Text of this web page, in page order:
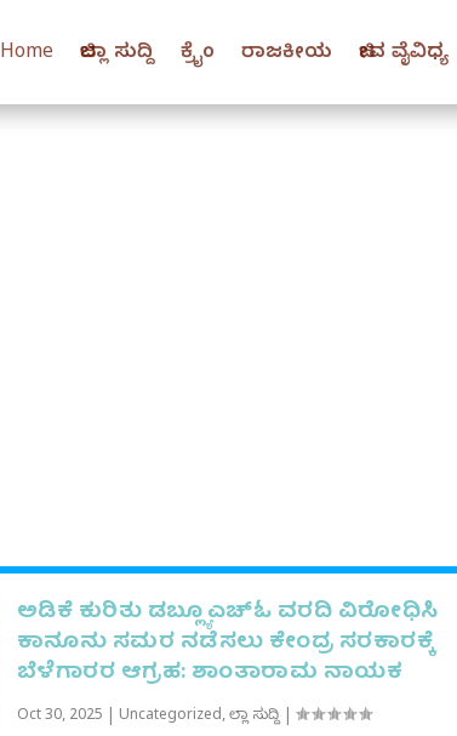
Home ಜಿಲ್ಲಾ ಸುದ್ದಿ ಕ್ರೈಂ ರಾಜಕೀಯ ಜೀವ ವೈವಿಧ್ಯ
ಅಡಿಕೆ ಕುರಿತು ಡಬ್ಲ್ಯೂಎಚ್ಓ ವರದಿ ವಿರೋಧಿಸಿ
ಕಾನೂನು ಸಮರ ನಡೆಸಲು ಕೇಂದ್ರ ಸರಕಾರಕ್ಕೆ
ಬೆಳೆಗಾರರ ಆಗ್ರಹ: ಶಾಂತಾರಾಮ ನಾಯಕ
Oct 30, 2025 Uncategorized,ಜಿಲ್ಲಾ ಸುದ್ದಿ|